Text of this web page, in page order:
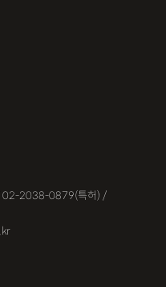
02-2038-0879(특허) /